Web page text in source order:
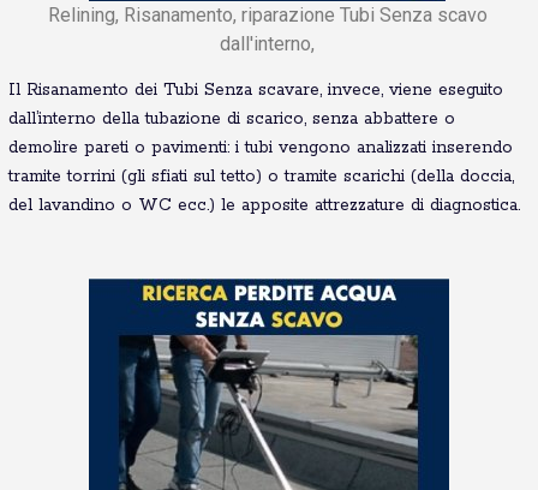
Relining, Risanamento, riparazione Tubi Senza scavo
dall'interno,
Il Risanamento dei Tubi Senza scavare, invece, viene eseguito
dall’interno della tubazione di scarico, senza abbattere o
demolire pareti o pavimenti: i tubi vengono analizzati inserendo
tramite torrini (gli sfiati sul tetto) o tramite scarichi (della doccia,
del lavandino o WC ecc.) le apposite attrezzature di diagnostica.